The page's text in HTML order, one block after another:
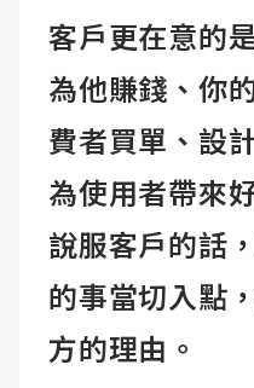
客戶更在意的
為他賺錢、你
費者買單、設
為使用者帶來
說服客戶的話
的事當切入點
方的理由。